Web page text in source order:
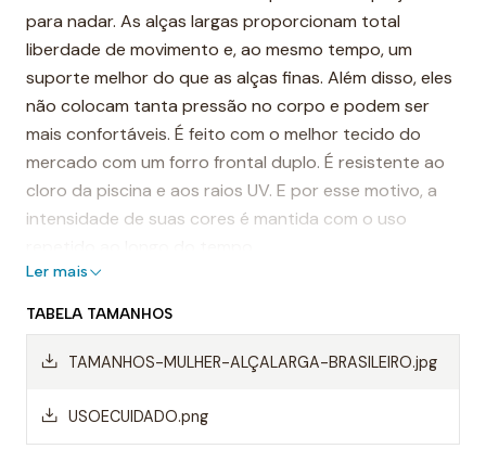
para nadar. As alças largas proporcionam total
liberdade de movimento e, ao mesmo tempo, um
suporte melhor do que as alças finas. Além disso, eles
não colocam tanta pressão no corpo e podem ser
mais confortáveis. É feito com o melhor tecido do
mercado com um forro frontal duplo. É resistente ao
cloro da piscina e aos raios UV. E por esse motivo, a
intensidade de suas cores é mantida com o uso
resistente do mundo.
Destaques:
- Costuras reforçadas
Ler mais
TABELA TAMANHOS
TAMANHOS-MULHER-ALÇALARGA-BRASILEIRO.jpg
USOECUIDADO.png